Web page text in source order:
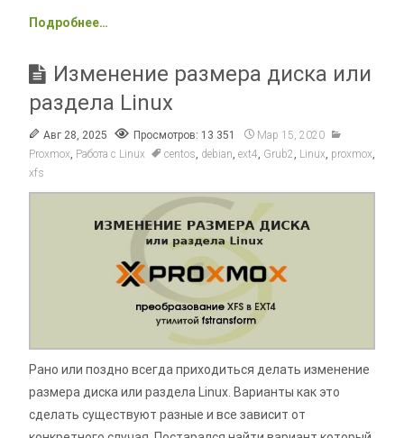
Подробнее…
Изменение размера диска или
раздела Linux
Авг 28, 2025 Просмотров: 13 351
Мар 15, 2020
Proxmox, Работа c Linux centos, debian, ext4, Grub2 , Linux, proxmox,
xfs
Рано или поздно всегда приходиться делать изменение
размера диска или раздела Linux. Варианты как это
сделать существуют разные и все зависит от